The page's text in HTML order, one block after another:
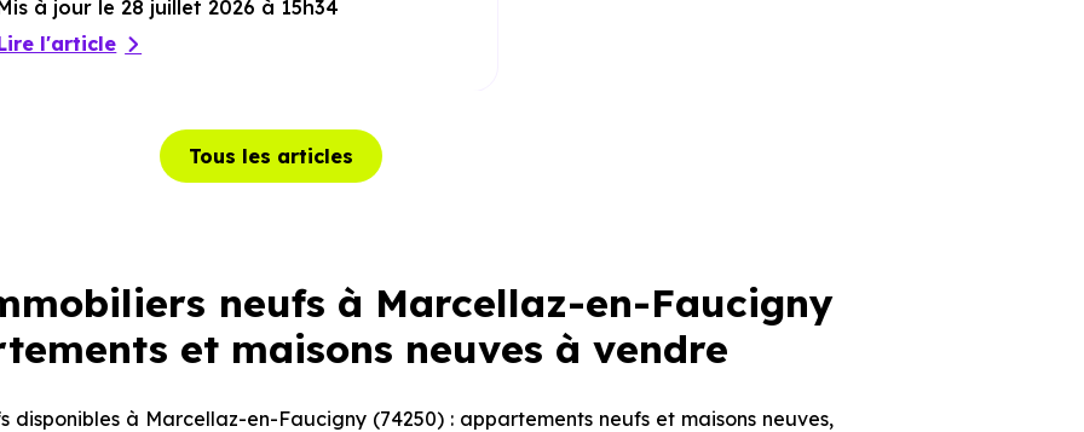
à jour le 28 juillet 2026 à 15h34
l'article
Tous les articles
neufs à Marcellaz-en-Faucigny
et maisons neuves à vendre
disponibles à Marcellaz-en-Faucigny (74250) : appartements neufs et maisons neuves,